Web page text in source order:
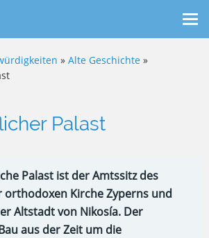
» Alte Geschichte »
Palast
Palast ist der Amtssitz des
orthodoxen Kirche Zyperns und
Altstadt von Nikosía. Der
aus der Zeit um die